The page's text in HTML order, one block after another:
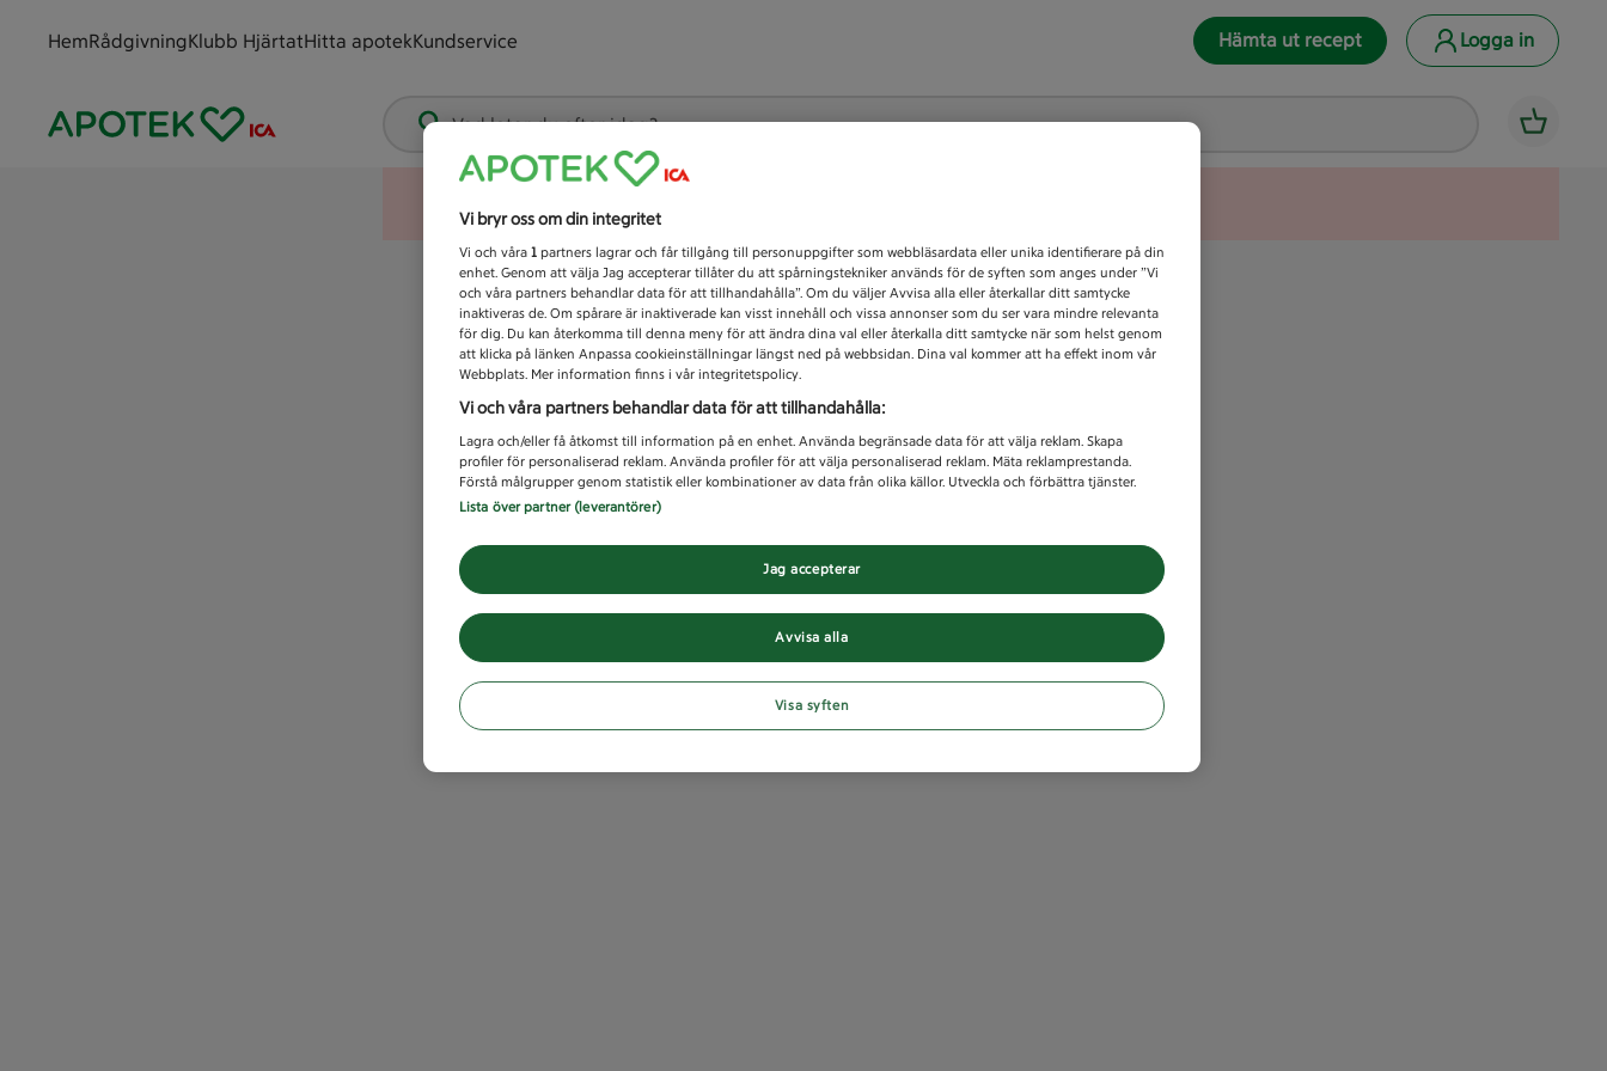
HemRådgivningKlubb HjärtatHitta apotekKundservice Hämta ut recept Logga in
Vad letar du efter idag?
Vi bryr oss om din integritet
Vi och våra 1 partners lagrar och får tillgång till personuppgifter som webbläsardata eller unika identifierare på din
enhet. Genom att välja Jag accepterar tillåter du att spårningstekniker används för de syften som anges under ”Vi
och våra partners behandlar data för att tillhandahålla”. Om du väljer Avvisa alla eller återkallar ditt samtycke
inaktiveras de. Om spårare är inaktiverade kan visst innehåll och vissa annonser som du ser vara mindre relevanta
för dig. Du kan återkomma till denna meny för att ändra dina val eller återkalla ditt samtycke när som helst genom
att klicka på länken Anpassa cookieinställningar längst ned på webbsidan. Dina val kommer att ha effekt inom vår
Webbplats. Mer information finns i vår integritetspolicy.
Vi och våra partners behandlar data för att tillhandahålla:
Lagra och/eller få åtkomst till information på en enhet. Använda begränsade data för att välja reklam. Skapa
profiler för personaliserad reklam. Använda profiler för att välja personaliserad reklam. Mäta reklamprestanda.
Förstå målgrupper genom statistik eller kombinationer av data från olika källor. Utveckla och förbättra tjänster.
Lista över partner (leverantörer)
Avvisa alla
Jag accepterar
Visa syften